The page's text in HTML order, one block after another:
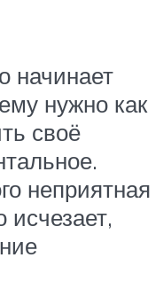
начинает
нужно как
своё
неприятная